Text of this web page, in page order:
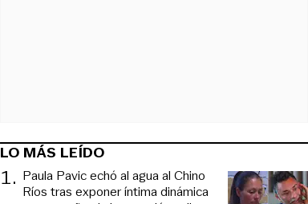
LO MÁS LEÍDO
1. Paula Pavic echó al agua al Chino
Ríos tras exponer íntima dinámica